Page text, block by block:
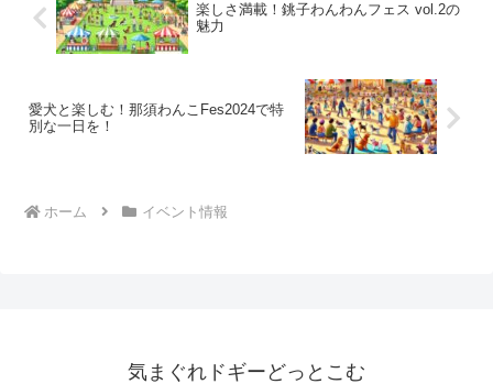
楽しさ満載！銚子わんわんフェス vol.2の
魅力
愛犬と楽しむ！那須わんこFes2024で特
別な一日を！
ホーム イベント情報
気まぐれドギーどっとこむ